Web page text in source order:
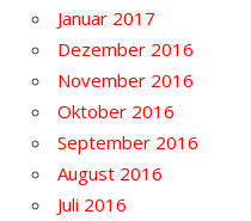
Januar 2017
Dezember 2016
November 2016
Oktober 2016
September 2016
August 2016
Juli 2016